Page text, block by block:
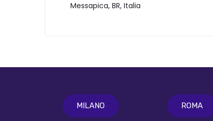
Messapica, BR, Italia
MILANO ROMA